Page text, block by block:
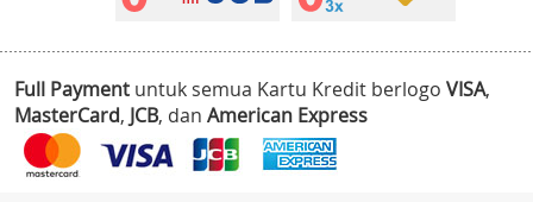
Full Payment untuk semua Kartu Kredit berlogo VISA,
MasterCard, JCB, dan American Express